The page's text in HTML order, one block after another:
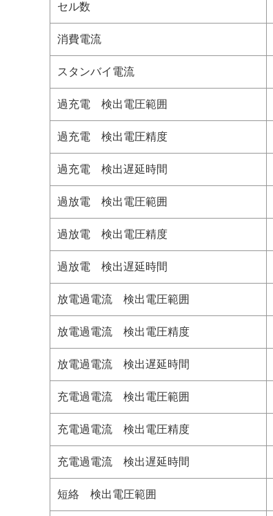
セル数
消費電流
スタンバイ電流
過充電 検出電圧範囲
過充電 検出電圧精度
過充電 検出遅延時間
過放電 検出電圧範囲
過放電 検出電圧精度
過放電 検出遅延時間
放電過電流 検出電圧範囲
放電過電流 検出電圧精度
放電過電流 検出遅延時間
充電過電流 検出電圧範囲
充電過電流 検出電圧精度
充電過電流 検出遅延時間
短絡 検出電圧範囲